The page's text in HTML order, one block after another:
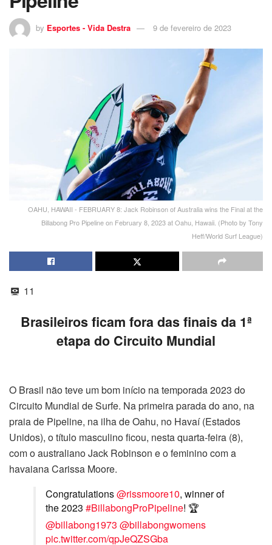
by Esportes - Vida Destra 9 de fevereiro de 2023
OAHU, HAWAII - FEBRUARY 8: Jack Robinson of Australia wins the Final at the
Billabong Pro Pipeline on February 8, 2023 at Oahu, Hawaii. (Photo by Tony
Heff/World Surf League)
11
Brasileiros ficam fora das finais da 1ª
etapa do Circuito Mundial
O Brasil não teve um bom início na temporada 2023 do
Circuito Mundial de Surfe. Na primeira parada do ano, na
praia de Pipeline, na ilha de Oahu, no Havaí (Estados
Unidos), o título masculino ficou, nesta quarta-feira (8),
com o australiano Jack Robinson e o feminino com a
havaiana Carissa Moore.
Congratulations@rissmoore10, winner of
the 2023 #BillabongProPipeline! 🏆
@billabong1973 @billabongwomens
pic.twitter.com/qpJeQZSGba